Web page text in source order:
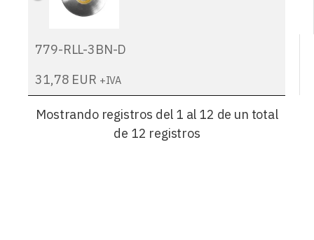
779-RLL-3BN-D
31,78 EUR +IVA
Mostrando registros del 1 al 12 de un total
de 12 registros